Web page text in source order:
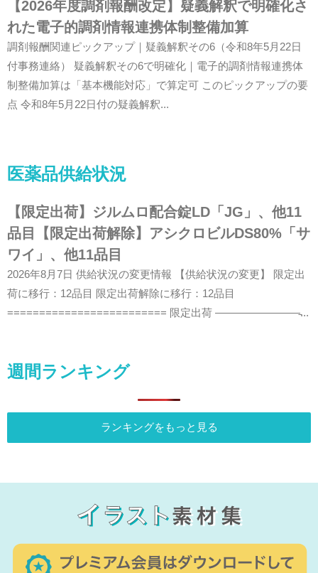
【2026年度調剤報酬改定】疑義解釈で明確化さ
れた電子的調剤情報連携体制整備加算
調剤報酬関連ピックアップ｜疑義解釈その6（令和8年5月22日
付事務連絡） 疑義解釈その6で明確化｜電子的調剤情報連携体
制整備加算は「基本機能対応」で算定可 このピックアップの要
点 令和8年5月22日付の疑義解釈...
医薬品供給状況
【限定出荷】ジルムロ配合錠LD「JG」、他11
品目【限定出荷解除】アシクロビルDS80%「サ
ワイ」、他11品目
2026年8月7日 供給状況の変更情報 【供給状況の変更】 限定出
荷に移行：12品目 限定出荷解除に移行：12品目
========================= 限定出荷 ————————̵...
週間ランキング
ランキングをもっと見る